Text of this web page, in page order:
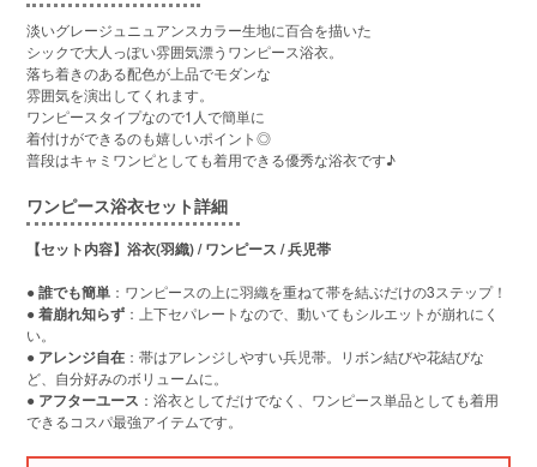
淡いグレージュニュアンスカラー生地に百合を描いた
シックで大人っぽい雰囲気漂うワンピース浴衣。
落ち着きのある配色が上品でモダンな
雰囲気を演出してくれます。
ワンピースタイプなので1人で簡単に
着付けができるのも嬉しいポイント◎
普段はキャミワンピとしても着用できる優秀な浴衣です♪
ワンピース浴衣セット詳細
【セット内容】浴衣(羽織) / ワンピース / 兵児帯
●誰でも簡単 ：ワンピースの上に羽織を重ねて帯を結ぶだけの3ステップ！
●着崩れ知らず ：上下セパレートなので、動いてもシルエットが崩れにく
い。
● アレンジ自在 ：帯はアレンジしやすい兵児帯。リボン結びや花結びな
ど、自分好みのボリュームに。
● アフターユース ：浴衣としてだけでなく、ワンピース単品としても着用
できるコスパ最強アイテムです。